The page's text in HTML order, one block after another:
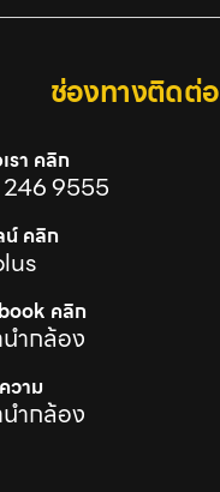
ช่องทางติดต่อ
รา คลิก
9555
น์ คลิก
คลิก
ำกล้อง
วาม
ำกล้อง